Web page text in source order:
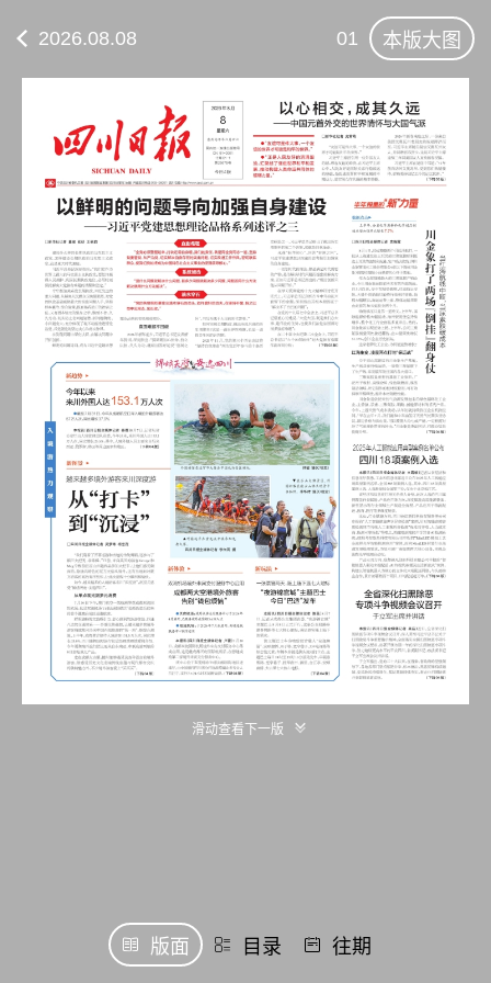
2026.08.08 01 本版大图
滑动查看下一版
版面 目录 往期